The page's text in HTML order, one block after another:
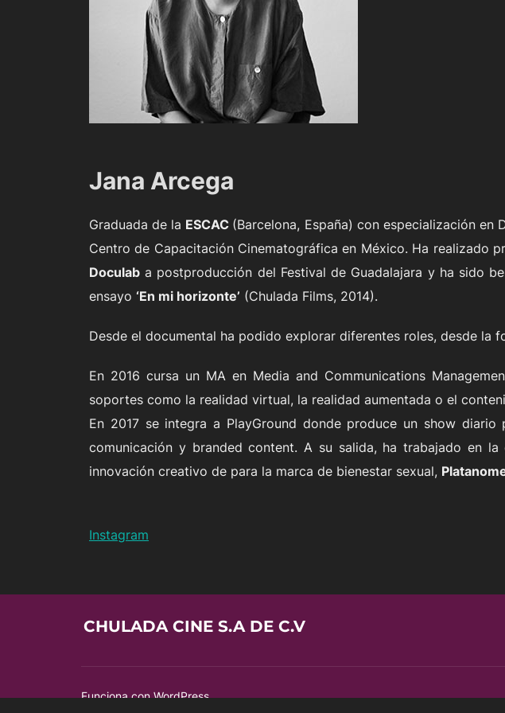
Jana Arcega
Graduada de la ESCAC (Barcelona, España) con especialización
Centro de Capacitación Cinematográfica en México. Ha realizado
Doculab a postproducción del Festival de Guadalajara y ha sido
ensayo ‘En mi horizonte’ (Chulada Films, 2014).
Desde el documental ha podido explorar diferentes roles, desde la
En 2016 cursa un MA en Media and Communications
soportes como la realidad virtual, la realidad aumentada o el
En 2017 se integra a PlayGround donde produce un show
comunicación y branded content. A su salida, ha trabajado en
innovación creativo de para la marca de bienestar sexual,
Instagram
CHULADA CINE S.A DE C.V
Funciona con WordPress